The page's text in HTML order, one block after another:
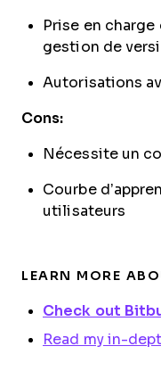
Prise en
gestion de
Autorisations
Cons:
Nécessite un
Courbe
utilisateurs
LEARN MORE
Check out
Read my in-